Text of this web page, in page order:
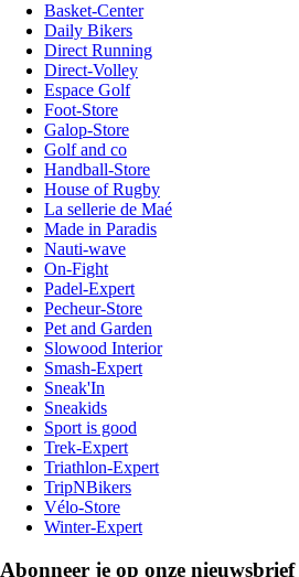
Basket-Center
Daily Bikers
Direct Running
Direct-Volley
Espace Golf
Foot-Store
Galop-Store
Golf and co
Handball-Store
House of Rugby
La sellerie de Maé
Made in Paradis
Nauti-wave
On-Fight
Padel-Expert
Pecheur-Store
Pet and Garden
Slowood Interior
Smash-Expert
Sneak'In
Sneakids
Sport is good
Trek-Expert
Triathlon-Expert
TripNBikers
Vélo-Store
Winter-Expert
Abonneer je op onze nieuwsbrief